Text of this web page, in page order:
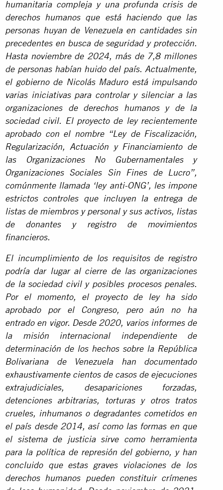
humanitaria compleja y una profunda crisis de
derechos humanos que está haciendo que las
personas huyan de Venezuela en cantidades sin
precedentes en busca de seguridad y protección.
Hasta noviembre de 2024, más de 7,8 millones
de personas habían huido del país. Actualmente,
el gobierno de Nicolás Maduro está impulsando
varias iniciativas para controlar y silenciar a las
organizaciones de derechos humanos y de la
sociedad civil. El proyecto de ley recientemente
aprobado con el nombre “Ley de Fiscalización,
Regularización, Actuación y Financiamiento de
las Organizaciones No Gubernamentales y
Organizaciones Sociales Sin Fines de Lucro”,
comúnmente llamada ‘ley anti-ONG’, les impone
estrictos controles que incluyen la entrega de
listas de miembros y personal y sus activos, listas
de donantes y registro de movimientos
financieros.
El incumplimiento de los requisitos de registro
podría dar lugar al cierre de las organizaciones
de la sociedad civil y posibles procesos penales.
Por el momento, el proyecto de ley ha sido
aprobado por el Congreso, pero aún no ha
entrado en vigor. Desde 2020, varios informes de
la misión internacional independiente de
determinación de los hechos sobre la República
Bolivariana de Venezuela han documentado
exhaustivamente cientos de casos de ejecuciones
extrajudiciales, desapariciones forzadas,
detenciones arbitrarias, torturas y otros tratos
crueles, inhumanos o degradantes cometidos en
el país desde 2014, así como las formas en que
el sistema de justicia sirve como herramienta
para la política de represión del gobierno, y han
concluido que estas graves violaciones de los
derechos humanos pueden constituir crímenes